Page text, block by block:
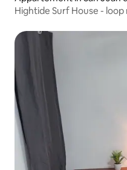
Hightide Surf House -